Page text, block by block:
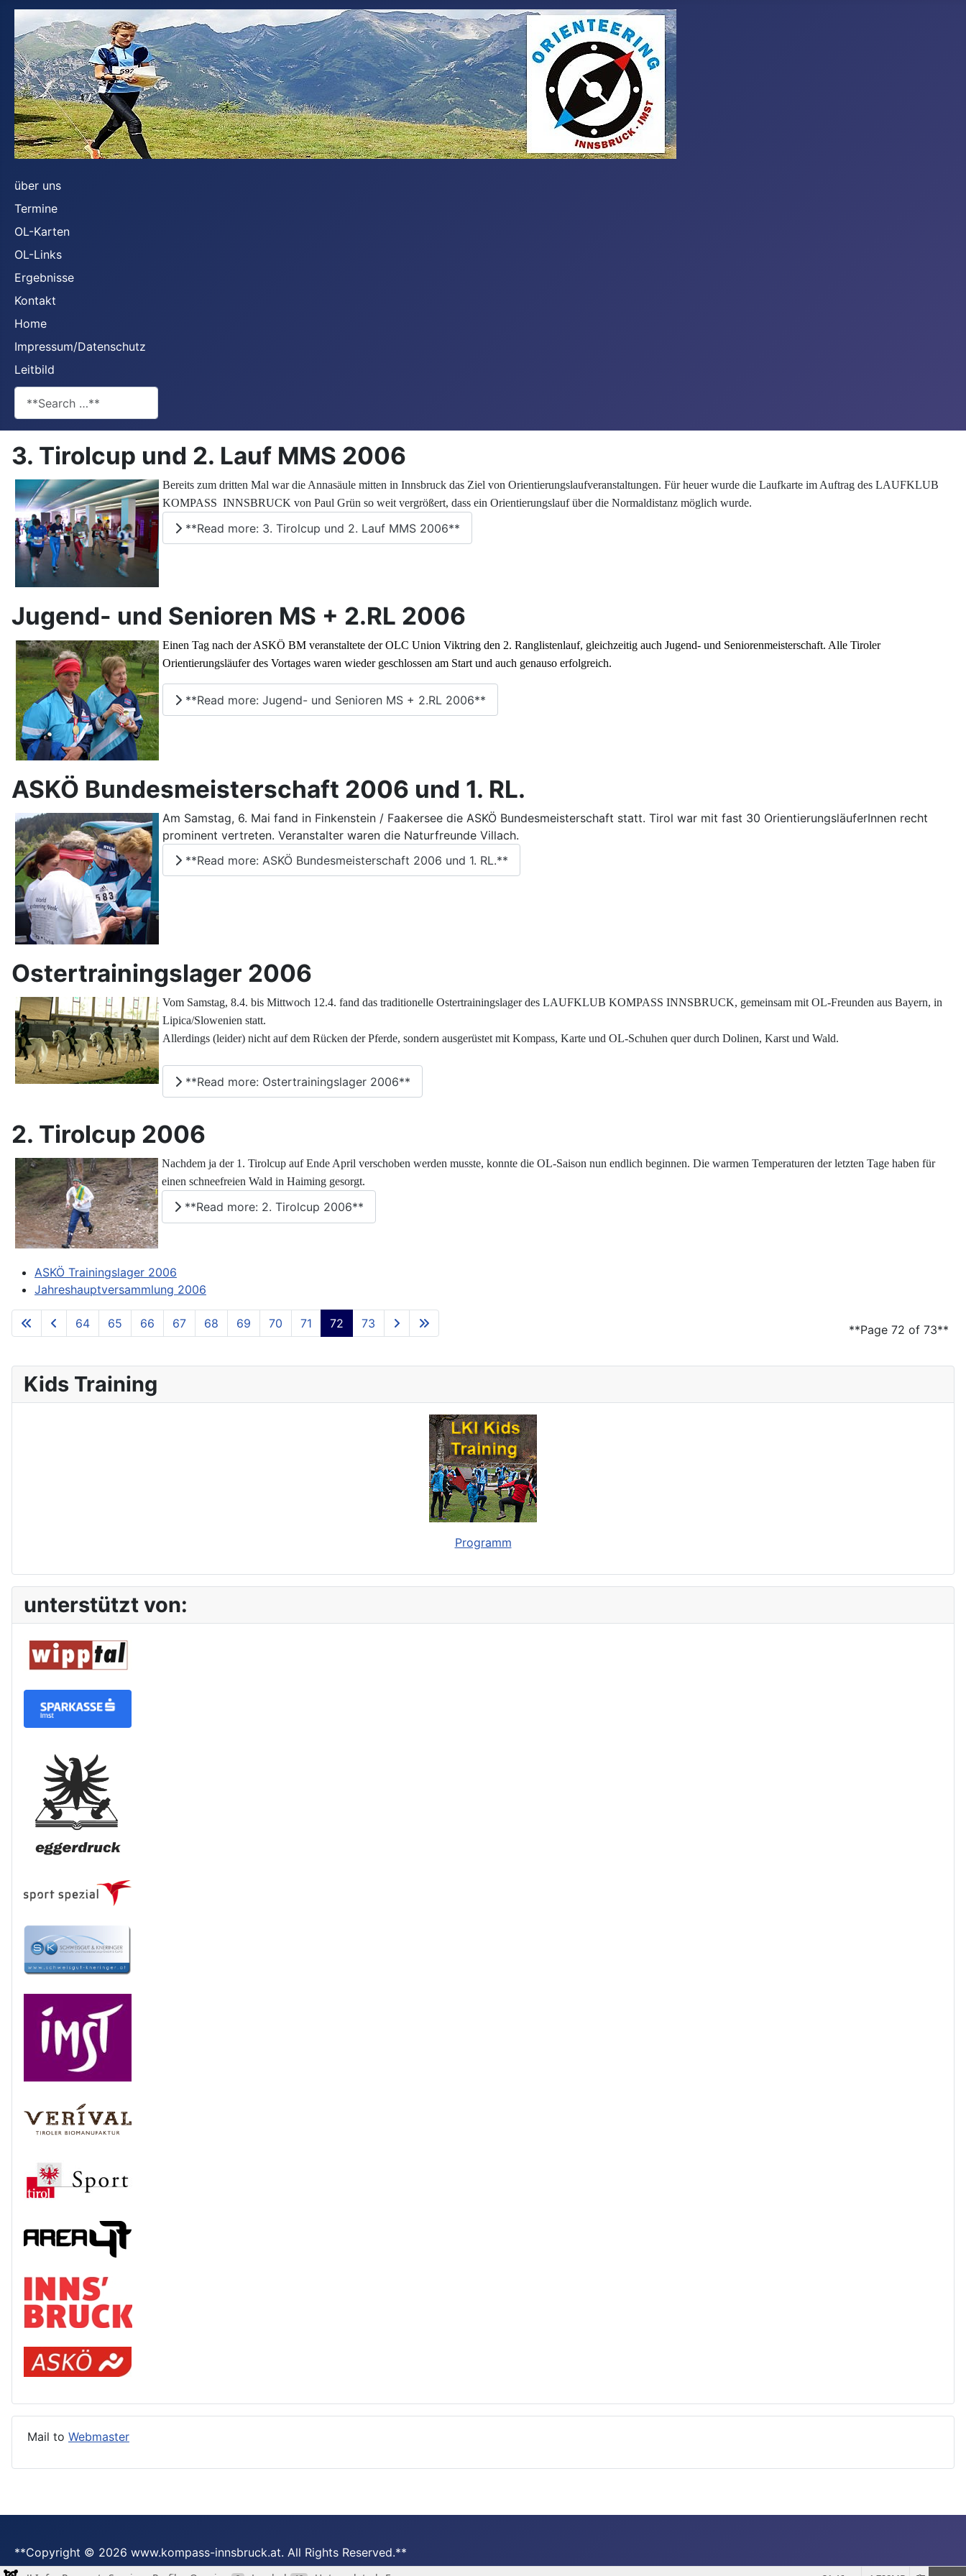
über uns
Termine
OL-Karten
OL-Links
Ergebnisse
Kontakt
Home
Impressum/Datenschutz
Leitbild
3. Tirolcup und 2. Lauf MMS 2006
Bereits zum dritten Mal war die Annasäule mitten in Innsbruck das Ziel von Orientierungslaufveranstaltungen. Für heuer wurde die Laufkarte im Auftrag des LAUFKLUB
KOMPASS INNSBRUCK von Paul Grün so weit vergrößert, dass ein Orientierungslauf über die Normaldistanz möglich wurde.
**Read more: 3. Tirolcup und 2. Lauf MMS 2006**
Jugend- und Senioren MS + 2.RL 2006
Einen Tag nach der ASKÖ BM veranstaltete der OLC Union Viktring den 2. Ranglistenlauf, gleichzeitig auch Jugend- und Seniorenmeisterschaft. Alle Tiroler
Orientierungsläufer des Vortages waren wieder geschlossen am Start und auch genauso erfolgreich.
**Read more: Jugend- und Senioren MS + 2.RL 2006**
ASKÖ Bundesmeisterschaft 2006 und 1. RL.
Am Samstag, 6. Mai fand in Finkenstein / Faakersee die ASKÖ Bundesmeisterschaft statt. Tirol war mit fast 30 OrientierungsläuferInnen recht
prominent vertreten. Veranstalter waren die Naturfreunde Villach.
**Read more: ASKÖ Bundesmeisterschaft 2006 und 1. RL.**
Ostertrainingslager 2006
Vom Samstag, 8.4. bis Mittwoch 12.4. fand das traditionelle Ostertrainingslager des LAUFKLUB KOMPASS INNSBRUCK, gemeinsam mit OL-Freunden aus Bayern, in
Lipica/Slowenien statt.
Allerdings (leider) nicht auf dem Rücken der Pferde, sondern ausgerüstet mit Kompass, Karte und OL-Schuhen quer durch Dolinen, Karst und Wald.
**Read more: Ostertrainingslager 2006**
2. Tirolcup 2006
Nachdem ja der 1. Tirolcup auf Ende April verschoben werden musste, konnte die OL-Saison nun endlich beginnen. Die warmen Temperaturen der letzten Tage haben für
einen schneefreien Wald in Haiming gesorgt.
**Read more: 2. Tirolcup 2006**
ASKÖ Trainingslager 2006
Jahreshauptversammlung 2006
**Page 72 of 73**
64 65 66 67 68 69 70 71 72 73
Kids Training
Programm
unterstützt von:
Mail to Webmaster
**Copyright © 2026 www.kompass-innsbruck.at. All Rights Reserved.**